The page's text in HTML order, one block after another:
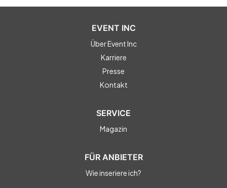
EVENT INC
Über Event Inc
Karriere
Presse
Kontakt
SERVICE
Magazin
FÜR ANBIETER
Wie inseriere ich?